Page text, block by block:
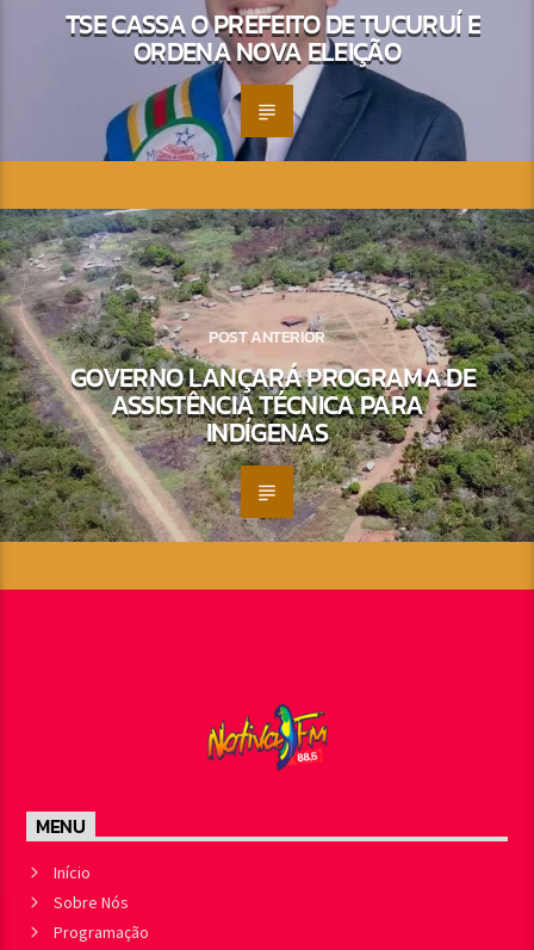
TSE CASSA O PREFEITO DE TUCURUÍ E
ORDENA NOVA ELEIÇÃO
POST ANTERIOR
GOVERNO LANÇARÁ PROGRAMA DE
ASSISTÊNCIA TÉCNICA PARA
INDÍGENAS
MENU
Início
Sobre Nós
Programação